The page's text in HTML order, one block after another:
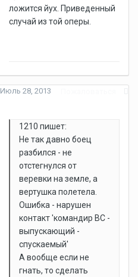
ложится йух. Приведенный
случай из той оперы.
Июль 28, 2013
1210 пишет:
Не так давно боец
разбился - не
отстегнулся от
веревки на земле, а
вертушка полетела.
Ошибка - нарушен
контакт 'командир ВС -
выпускающий -
спускаемый'
А вообще если не
гнать, то сделать